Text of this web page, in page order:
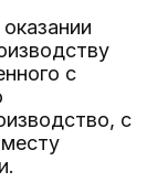
с
с